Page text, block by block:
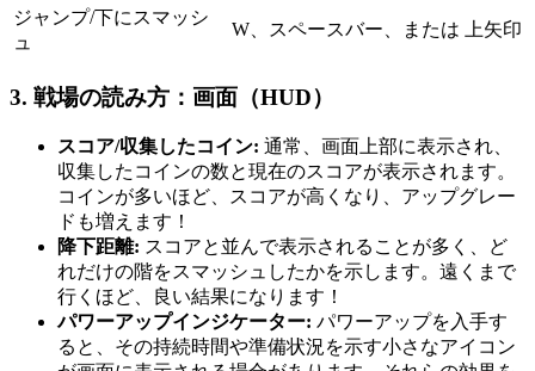
ジャンプ/下にスマッシ
ュ
W、スペースバー、または 上矢印
3. 戦場の読み方：画面（HUD）
スコア/収集したコイン: 通常、画面上部に表示され、
収集したコインの数と現在のスコアが表示されます。
コインが多いほど、スコアが高くなり、アップグレー
ドも増えます！
降下距離: スコアと並んで表示されることが多く、ど
れだけの階をスマッシュしたかを示します。遠くまで
行くほど、良い結果になります！
パワーアップインジケーター: パワーアップを入手す
ると、その持続時間や準備状況を示す小さなアイコン